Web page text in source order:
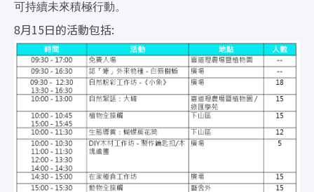
可持續未來積極行動。
8月15日的活動包括: